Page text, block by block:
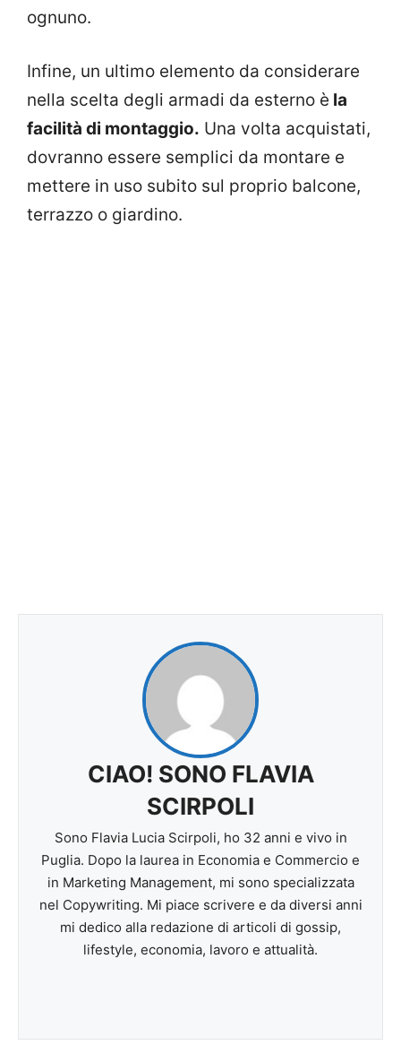
ognuno.
Infine, un ultimo elemento da considerare
nella scelta degli armadi da esterno è la
facilità di montaggio. Una volta acquistati,
dovranno essere semplici da montare e
mettere in uso subito sul proprio balcone,
terrazzo o giardino.
CIAO! SONO FLAVIA
SCIRPOLI
Sono Flavia Lucia Scirpoli, ho 32 anni e vivo in
Puglia. Dopo la laurea in Economia e Commercio e
in Marketing Management, mi sono specializzata
nel Copywriting. Mi piace scrivere e da diversi anni
mi dedico alla redazione di articoli di gossip,
lifestyle, economia, lavoro e attualità.